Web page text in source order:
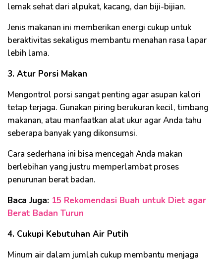
lemak sehat dari alpukat, kacang, dan biji-bijian.
Jenis makanan ini memberikan energi cukup untuk
beraktivitas sekaligus membantu menahan rasa lapar
lebih lama.
3. Atur Porsi Makan
Mengontrol porsi sangat penting agar asupan kalori
tetap terjaga. Gunakan piring berukuran kecil, timbang
makanan, atau manfaatkan alat ukur agar Anda tahu
seberapa banyak yang dikonsumsi.
Cara sederhana ini bisa mencegah Anda makan
berlebihan yang justru memperlambat proses
penurunan berat badan.
Baca Juga: 15 Rekomendasi Buah untuk Diet agar
Berat Badan Turun
4. Cukupi Kebutuhan Air Putih
Minum air dalam jumlah cukup membantu menjaga